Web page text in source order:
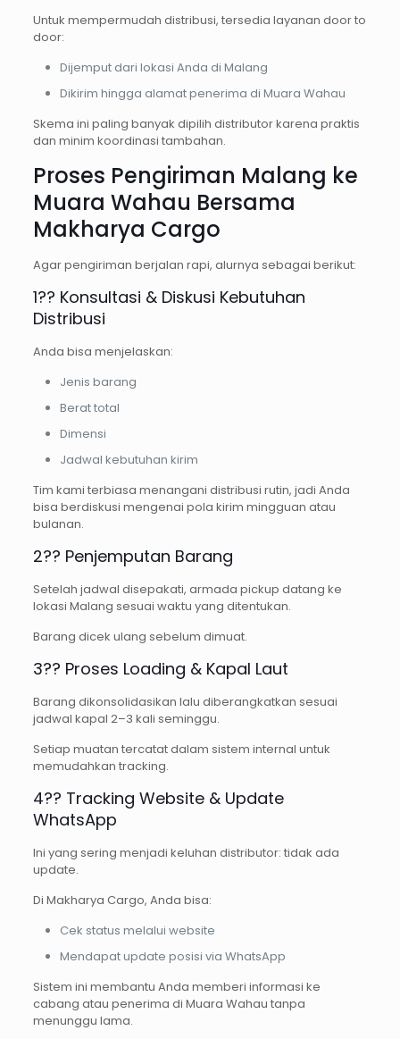
Untuk mempermudah distribusi, tersedia layanan door to
door:
Dijemput dari lokasi Anda di Malang
Dikirim hingga alamat penerima di Muara Wahau
Skema ini paling banyak dipilih distributor karena praktis
dan minim koordinasi tambahan.
Proses Pengiriman Malang ke
Muara Wahau Bersama
Makharya Cargo
Agar pengiriman berjalan rapi, alurnya sebagai berikut:
1?? Konsultasi & Diskusi Kebutuhan
Distribusi
Anda bisa menjelaskan:
Jenis barang
Berat total
Dimensi
Jadwal kebutuhan kirim
Tim kami terbiasa menangani distribusi rutin, jadi Anda
bisa berdiskusi mengenai pola kirim mingguan atau
bulanan.
2?? Penjemputan Barang
Setelah jadwal disepakati, armada pickup datang ke
lokasi Malang sesuai waktu yang ditentukan.
Barang dicek ulang sebelum dimuat.
3?? Proses Loading & Kapal Laut
Barang dikonsolidasikan lalu diberangkatkan sesuai
jadwal kapal 2–3 kali seminggu.
Setiap muatan tercatat dalam sistem internal untuk
memudahkan tracking.
4?? Tracking Website & Update
WhatsApp
Ini yang sering menjadi keluhan distributor: tidak ada
update.
Di Makharya Cargo, Anda bisa:
Cek status melalui website
Mendapat update posisi via WhatsApp
Sistem ini membantu Anda memberi informasi ke
cabang atau penerima di Muara Wahau tanpa
menunggu lama.